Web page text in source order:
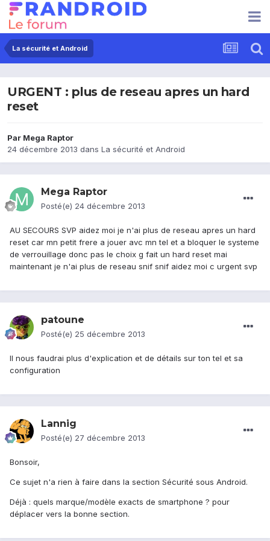
La sécurité et Android
URGENT : plus de reseau apres un hard
reset
Par Mega Raptor
24 décembre 2013 dans La sécurité et Android
Mega Raptor
Posté(e) 24 décembre 2013
AU SECOURS SVP aidez moi je n'ai plus de reseau apres un hard
reset car mn petit frere a jouer avc mn tel et a bloquer le systeme
de verrouillage donc pas le choix g fait un hard reset mai
maintenant je n'ai plus de reseau snif snif aidez moi c urgent svp
patoune
Posté(e) 25 décembre 2013
Il nous faudrai plus d'explication et de détails sur ton tel et sa
configuration
Lannig
Posté(e) 27 décembre 2013
Bonsoir,
Ce sujet n'a rien à faire dans la section Sécurité sous Android.
Déjà : quels marque/modèle exacts de smartphone ? pour
déplacer vers la bonne section.